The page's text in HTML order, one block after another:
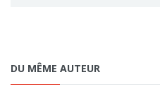
DU MÊME AUTEUR